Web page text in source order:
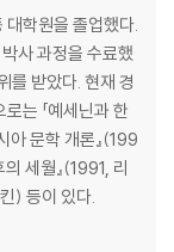
학원을 졸업했다.
사 과정을 수료했
를 받았다. 현재 경
는 「예세닌과 한
아 문학 개론』(199
세월』(1991, 리
) 등이 있다.